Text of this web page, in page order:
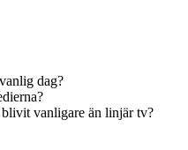
dag?
vanligare än linjär tv?